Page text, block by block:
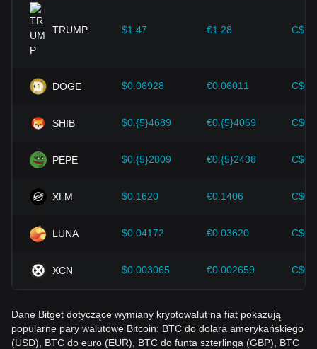
Inwestorzy muszą zrozumieć tę dynamikę, aby uniknąć
podejmowania błędnych decyzji. Po uwzględnieniu tych
czynników inwestorzy powinni również uważnie monitorować
swoje strategie inwestycyjne do ewoluującego rynku.
TRUMP $1.47 €1.28
DOGE $0.06928 €0.06011
SHIB $0.{5}4689 €0.{5}4069
PEPE $0.{5}2809 €0.{5}2438
XLM $0.1620 €0.1406
LUNA $0.04172 €0.03620
XCN $0.003065 €0.002659
Dane Bitget dotyczące wymiany kryptowalut na fiat pokazują
popularne pary walutowe Bitcoin: BTC do dolara amerykańskiego
(USD), BTC do euro (EUR), BTC do funta szterlinga (GBP), BTC